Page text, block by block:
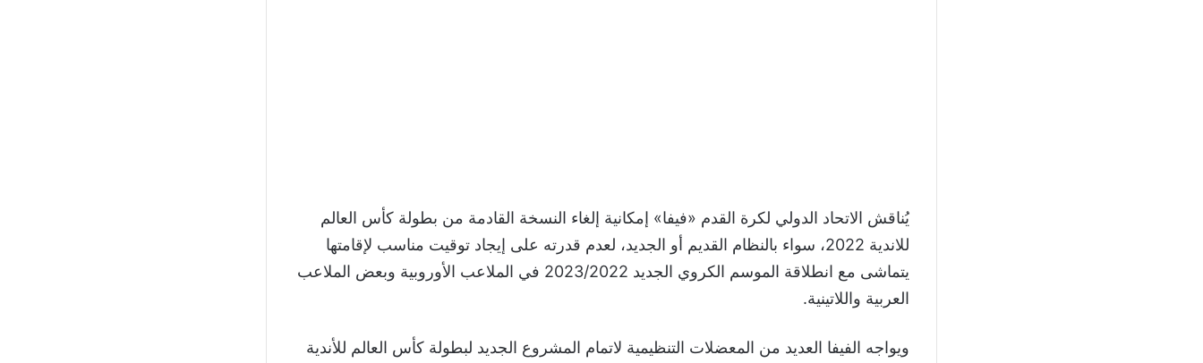
يُناقش الاتحاد الدولي لكرة القدم «فيفا» إمكانية إلغاء النسخة القادمة من بطولة كأس العالم
للاندية 2022، سواء بالنظام القديم أو الجديد، لعدم قدرته على إيجاد توقيت مناسب لإقامتها
يتماشى مع انطلاقة الموسم الكروي الجديد 2023/2022 في الملاعب الأوروبية وبعض الملاعب
العربية واللاتينية.
ويواجه الفيفا العديد من المعضلات التنظيمية لاتمام المشروع الجديد لبطولة كأس العالم للأندية